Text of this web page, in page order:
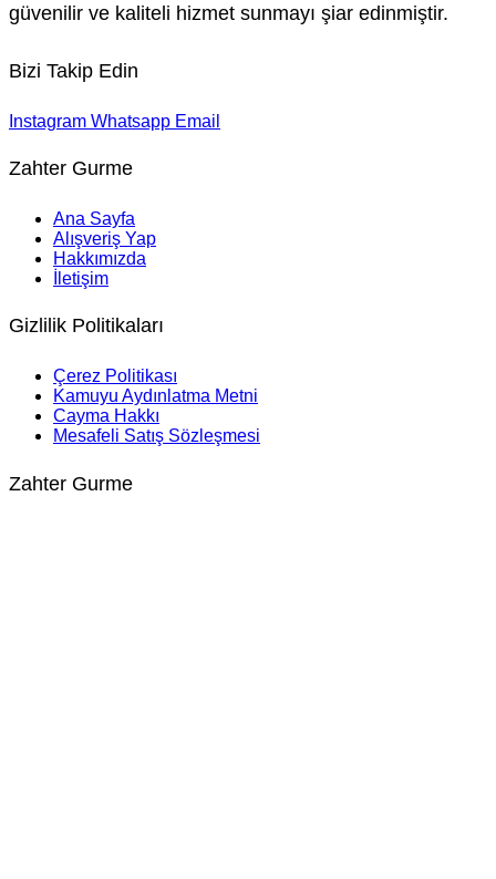
güvenilir ve kaliteli hizmet sunmayı şiar edinmiştir.
Bizi Takip Edin
Instagram Whatsapp Email
Zahter Gurme
Ana Sayfa
Alışveriş Yap
Hakkımızda
İletişim
Gizlilik Politikaları
Çerez Politikası
Kamuyu Aydınlatma Metni
Cayma Hakkı
Mesafeli Satış Sözleşmesi
Zahter Gurme